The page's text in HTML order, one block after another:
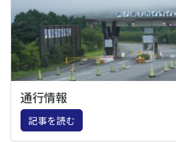
通行情報
記事を読む